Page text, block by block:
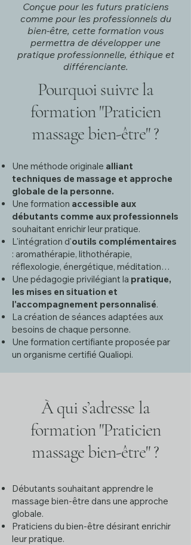
Conçue pour les futurs praticiens
comme pour les professionnels du
bien-être, cette formation vous
permettra de développer une
pratique professionnelle, éthique et
différenciante.
Pourquoi suivre la
formation "Praticien
massage bien-être" ?
Une méthode originale alliant
techniques de massage et approche
globale de la personne.
Une formation accessible aux
débutants comme aux professionnels
souhaitant enrichir leur pratique.
L'intégration d'outils complémentaires
: aromathérapie, lithothérapie,
réflexologie, énergétique, méditation…
Une pédagogie privilégiant la pratique,
les mises en situation et
l'accompagnement personnalisé.
La création de séances adaptées aux
besoins de chaque personne.
Une formation certifiante proposée par
un organisme certifié Qualiopi.
À qui s’adresse la
formation "Praticien
massage bien-être" ?
Débutants souhaitant apprendre le
massage bien-être dans une approche
globale.
Praticiens du bien-être désirant enrichir
leur pratique.